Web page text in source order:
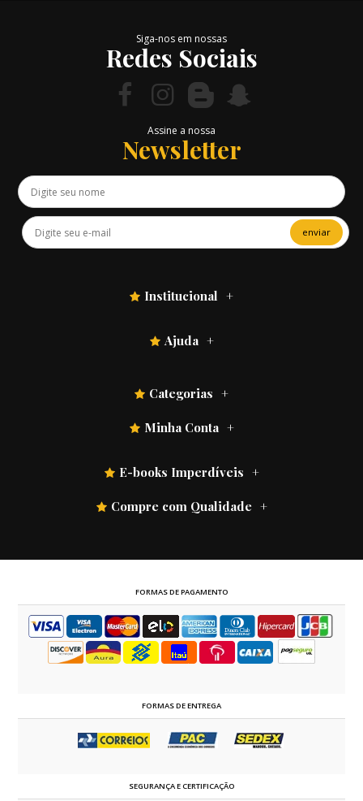
Siga-nos em nossas
Redes Sociais
Assine a nossa
Newsletter
enviar
Institucional
Ajuda
Categorias
Minha Conta
E-books Imperdíveis
Compre com Qualidade
FORMAS DE PAGAMENTO
FORMAS DE ENTREGA
SEGURANÇA E CERTIFICAÇÃO